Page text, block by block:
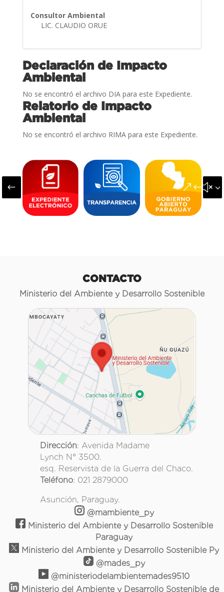
Consultor Ambiental
LIC. CLAUDIO ORUE
Declaración de Impacto
Ambiental
No se encontró el archivo DIA para este Expediente.
Relatorio de Impacto
Ambiental
No se encontró el archivo RIMA para este Expediente.
#
CONTACTO
Ministerio del Ambiente y Desarrollo Sostenible
Dirección: Avenida Madame
Lynch N° 3500.
esq. Reservista de la Guerra del Chaco.
Teléfono: 021 2879000
Asunción, Paraguay.
@mambiente_py
Ministerio del Ambiente y Desarrollo Sostenible
Paraguay
Ministerio del Ambiente y Desarrollo Sostenible Py
@mades_py
@ministeriodelambientemades9510
Ministerio del Ambiente y Desarrollo Sostenible de